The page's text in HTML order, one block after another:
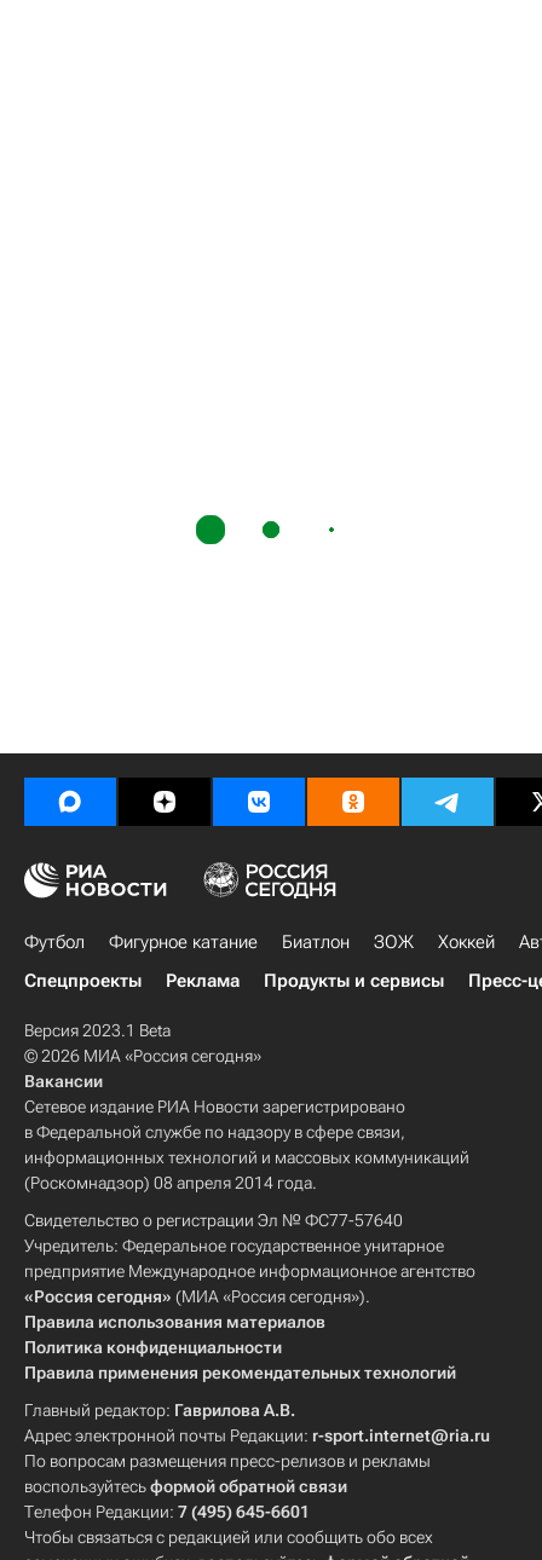
Футбол Фигурное катание Биатлон ЗОЖ Хоккей
Спецпроекты
Реклама Продукты и сервисы Пресс-
Версия 2023.1 Beta
© 2026 МИА «Россия сегодня»
Вакансии
Сетевое издание РИА Новости зарегистрировано
в Федеральной службе по надзору в сфере связи,
информационных технологий и массовых коммуникаций
(Роскомнадзор) 08 апреля 2014 года.
Свидетельство о регистрации Эл № ФС77-57640
Учредитель: Федеральное государственное унитарное
предприятие Международное информационное агентство
«Россия сегодня» (МИА «Россия сегодня»).
Правила использования материалов
Политика конфиденциальности
Правила применения рекомендательных технологий
Главный редактор: Гаврилова А.В.
Адрес электронной почты Редакции: r-sport.internet@ria.ru
По вопросам размещения пресс-релизов и рекламы
воспользуйтесьформой обратной связи
Телефон Редакции: 7 (495) 645-6601
Чтобы связаться с редакцией или сообщить обо всех